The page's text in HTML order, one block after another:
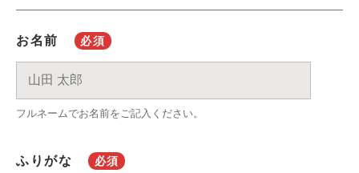
お名前 必須
フルネームでお名前をご記入ください。
ふりがな 必須